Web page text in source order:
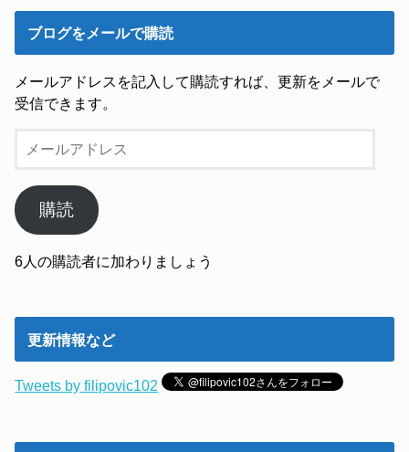
ブログをメールで購読
メールアドレスを記入して購読すれば、更新をメールで
受信できます。
ー
ア
ド
ス
購読
6人の購読者に加わりましょう
更新情報など
Tweets by filipovic102